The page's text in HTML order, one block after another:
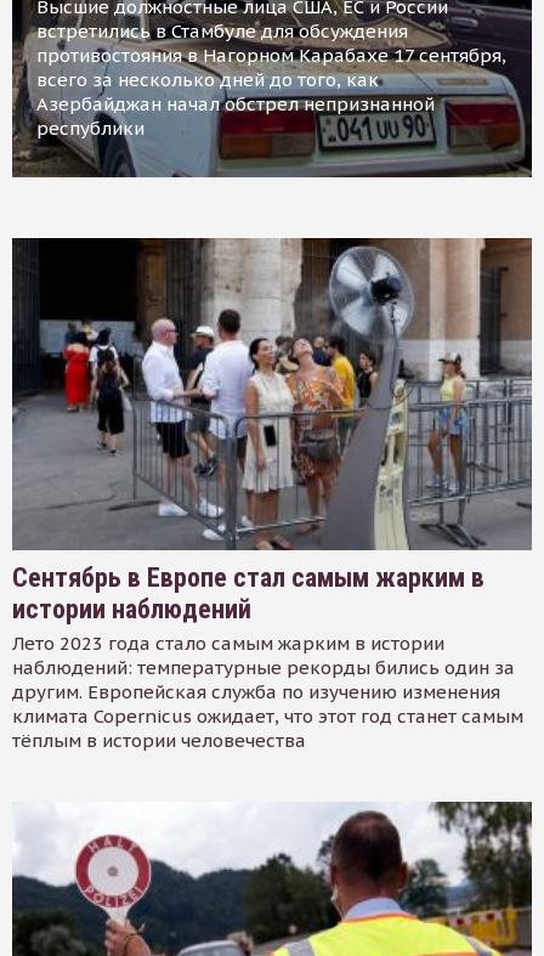
Высшие должностные лица США, ЕС и России
встретились в Стамбуле для обсуждения
противостояния в Нагорном Карабахе 17 сентября,
всего за несколько дней до того, как
Азербайджан начал обстрел непризнанной
республики
Сентябрь в Европе стал самым жарким в
истории наблюдений
Лето 2023 года стало самым жарким в истории
наблюдений: температурные рекорды бились один за
другим. Европейская служба по изучению изменения
климата Copernicus ожидает, что этот год станет самым
тёплым в истории человечества